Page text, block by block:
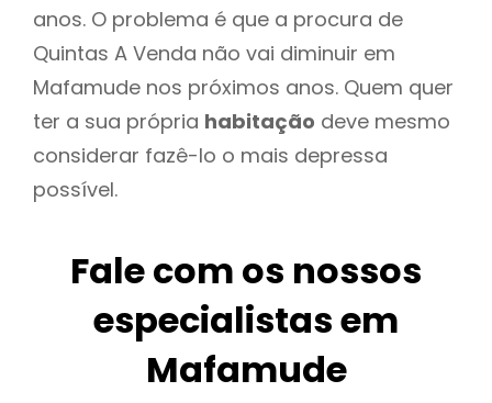
anos. O problema é que a procura de
Quintas A Venda não vai diminuir em
Mafamude nos próximos anos. Quem quer
ter a sua própria habitação deve mesmo
considerar fazê-lo o mais depressa
possível.
Fale com os nossos
especialistas em
Mafamude